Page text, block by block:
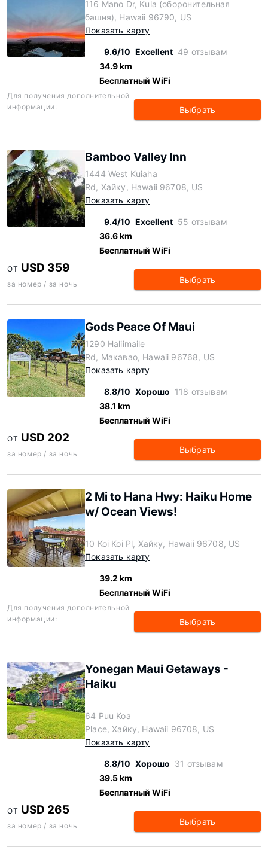
116 Mano Dr, Kula (оборонительная
башня), Hawaii 96790, US
Показать карту
9.6/10 Excellent 49 отзывам
34.9 km
Бесплатный WiFi
Для получения дополнительной
информации:
Выбрать
Bamboo Valley Inn
1444 West Kuiaha
Rd, Хайку, Hawaii 96708, US
Показать карту
9.4/10 Excellent 55 отзывам
36.6 km
Бесплатный WiFi
ОТ USD 359
за номер / за ночь Выбрать
Gods Peace Of Maui
1290 Haliimaile
Rd, Макавао, Hawaii 96768, US
Показать карту
8.8/10 Хорошо 118 отзывам
38.1 km
Бесплатный WiFi
ОТ USD 202
за номер / за ночь Выбрать
2 Mi to Hana Hwy: Haiku Home
w/ Ocean Views!
10 Koi Koi Pl, Хайку, Hawaii 96708, US
Показать карту
39.2 km
Бесплатный WiFi
Для получения дополнительной
информации:
Выбрать
Yonegan Maui Getaways -
Haiku
64 Puu Koa
Place, Хайку, Hawaii 96708, US
Показать карту
8.8/10 Хорошо 31 отзывам
39.5 km
Бесплатный WiFi
ОТ USD 265
за номер / за ночь Выбрать